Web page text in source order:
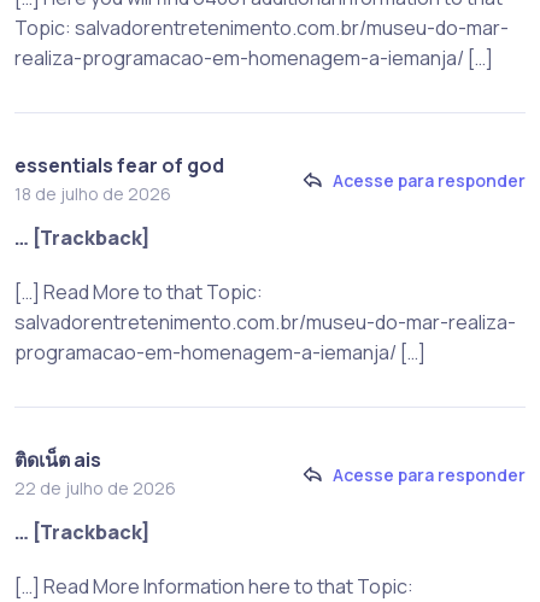
Topic: salvadorentretenimento.com.br/museu-do-mar-
realiza-programacao-em-homenagem-a-iemanja/ […]
essentials fear of god
18 de julho de 2026
Acesse para responder
… [Trackback]
[…] Read More to that Topic:
salvadorentretenimento.com.br/museu-do-mar-realiza-
programacao-em-homenagem-a-iemanja/ […]
ติดเน็ต ais
22 de julho de 2026
Acesse para responder
… [Trackback]
[…] Read More Information here to that Topic: